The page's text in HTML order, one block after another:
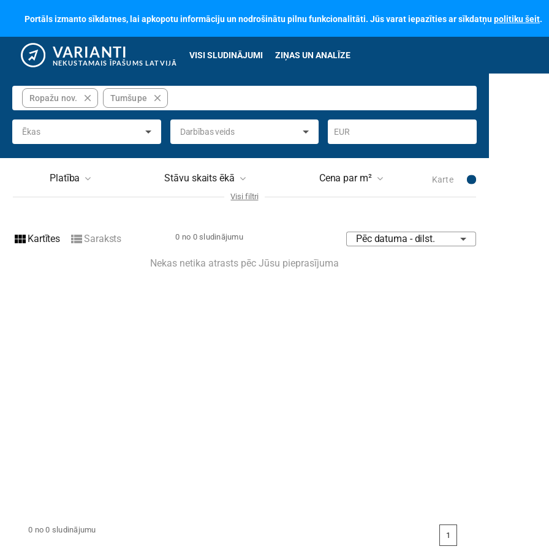
Portāls izmanto sīkdatnes, lai apkopotu informāciju un nodrošinātu pilnu funkcionalitāti. Jūs varat iepazīties ar sīkdatņupolitiku šeit.
VARIANTI
NEKUSTAMAIS ĪPAŠUMS LATVIJĀ
VISI SLUDINĀJUMI ZIŅAS UN ANALĪZE
Ropažu nov. close Tumšupe close
Ēkas Darbības veids EUR
Platība Stāvu skaits ēkā Cena par m² Karte
Nav izvēlēts Stāvoklis
Visi filtri
view_module Kartītes view_listSaraksts 0 no 0 sludinājumu Pēc datuma - dilst.
Nekas netika atrasts pēc Jūsu pieprasījuma
0 no 0 sludinājumu
You're
on
1